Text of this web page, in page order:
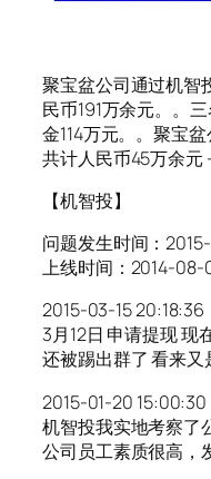
聚宝盆公司通过机智
民币191万余元。。
金114万元。。聚宝
共计人民币45万余元
【机智投】
问题发生时间：
上线时间：2014-08-
2015-03-15 20:18:36
3月12日 申请提现 现
还被踢出群了 看来
2015-01-20 15:00:30
机智投我实地考察了
公司员工素质很高，